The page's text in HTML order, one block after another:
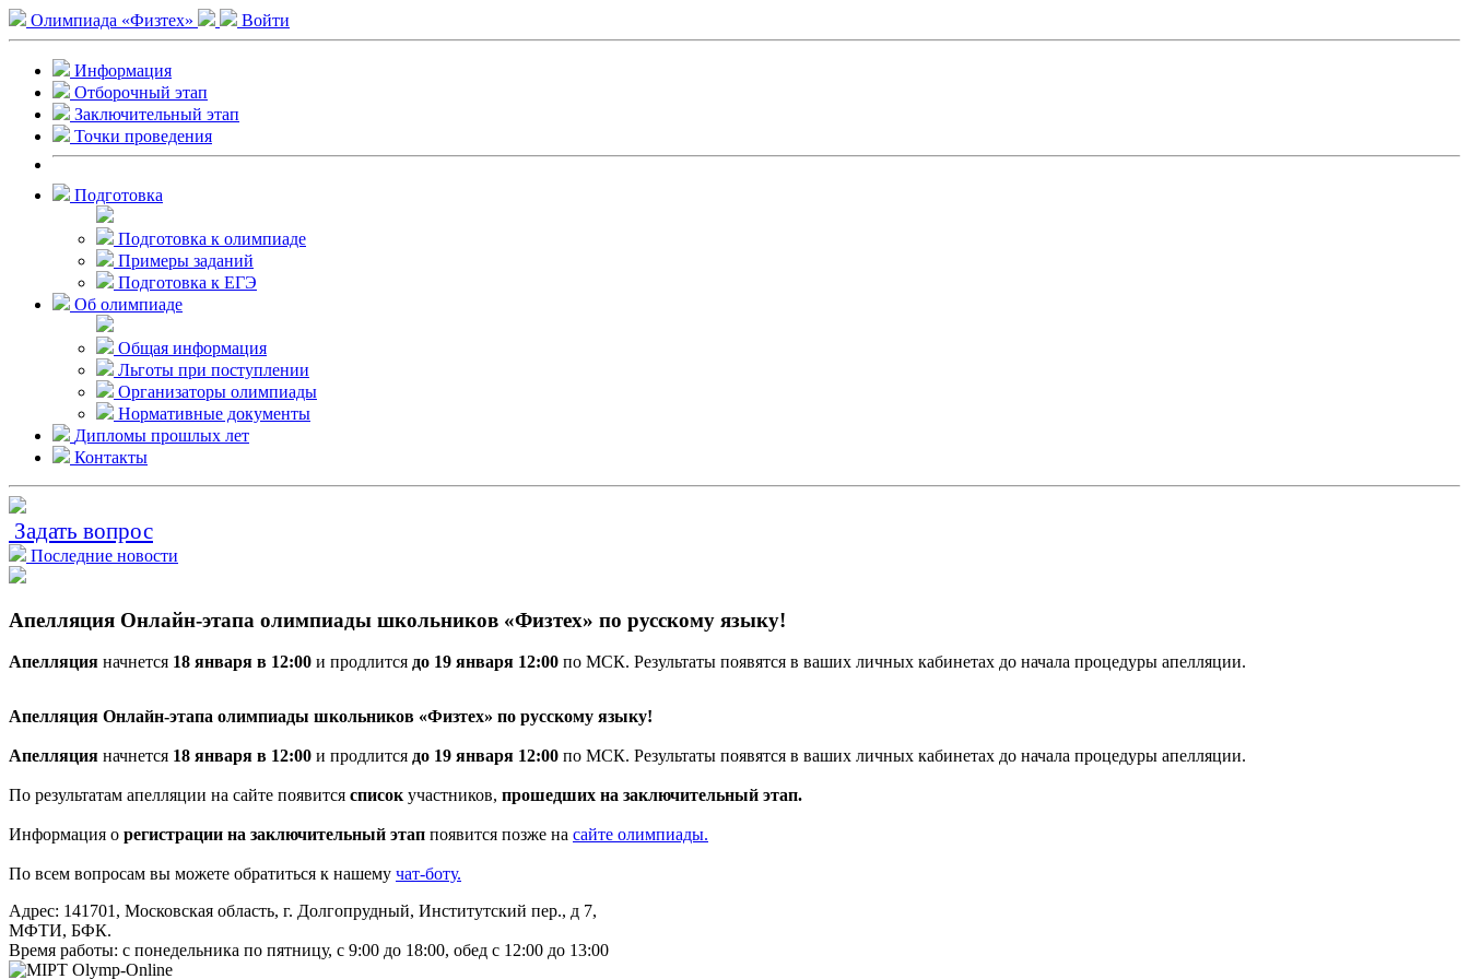
Олимпиада «Физтех» Войти
Информация
Отборочный этап
Заключительный этап
Точки проведения
Подготовка
Подготовка к олимпиаде
Примеры заданий
Подготовка к ЕГЭ
Об олимпиаде
Общая информация
Льготы при поступлении
Организаторы олимпиады
Нормативные документы
Дипломы прошлых лет
Контакты
Задать вопрос
Последние новости
Апелляция Онлайн-этапа олимпиады школьников «Физтех» по русскому языку!
Апелляция начнется 18 января в 12:00 и продлится до 19 января 12:00 по МСК. Результаты появятся в ваших личных кабинетах до начала процедуры апелляции.
Апелляция Онлайн-этапа олимпиады школьников «Физтех» по русскому языку!
Апелляция начнется 18 января в 12:00 и продлится до 19 января 12:00 по МСК. Результаты появятся в ваших личных кабинетах до начала процедуры апелляции.
По результатам апелляции на сайте появится список участников, прошедших на заключительный этап.
Информация о регистрации на заключительный этап появится позже на сайте олимпиады.
По всем вопросам вы можете обратиться к нашему чат-боту.
Адрес: 141701, Московская область, г. Долгопрудный, Институтский пер., д 7,
МФТИ, БФК.
Время работы: с понедельника по пятницу, с 9:00 до 18:00, обед с 12:00 до 13:00